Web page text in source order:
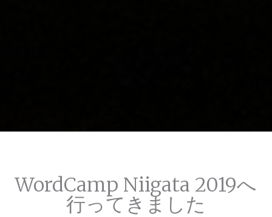
WordCamp Niigata 2019へ
行ってきました